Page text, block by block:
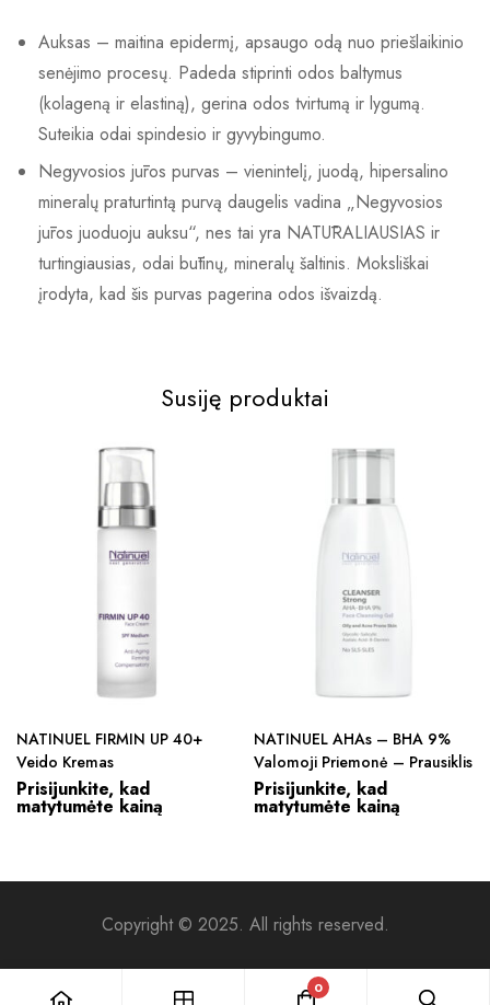
Auksas – maitina epidermį, apsaugo odą nuo priešlaikinio
senėjimo procesų. Padeda stiprinti odos baltymus
(kolageną ir elastiną), gerina odos tvirtumą ir lygumą.
Suteikia odai spindesio ir gyvybingumo.
Negyvosios jūros purvas – vienintelį, juodą, hipersalino
mineralų praturtintą purvą daugelis vadina „Negyvosios
jūros juoduoju auksu“, nes tai yra NATŪRALIAUSIAS ir
turtingiausias, odai būtinų, mineralų šaltinis. Moksliškai
įrodyta, kad šis purvas pagerina odos išvaizdą.
Susiję produktai
NATINUEL FIRMIN UP 40+
Veido Kremas
Prisijunkite, kad
matytumėte kainą
NATINUEL AHAs – BHA 9%
Valomoji Priemonė – Prausiklis
Prisijunkite, kad
matytumėte kainą
Copyright © 2025. All rights reserved.
0